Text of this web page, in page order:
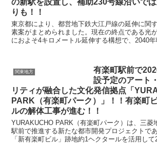
りも！！
東京都により、都営地下鉄大江戸線の延伸に関
素案がまとめられました。現在の終点である光
におよそ4キロメートル延伸する構想で、2040年
関東地方
有楽町駅前で
設予定のアート
リティが融合した文化発信拠点「
PARK（有楽町パーク）」！！有楽町
ルの解体工事が進む！！
YURAKUCHO PARK（有楽町パーク）は、三菱
駅前で推進する新たな都市開発プロジェクトで
「新有楽町ビル」跡地約1ヘクタールを活用して